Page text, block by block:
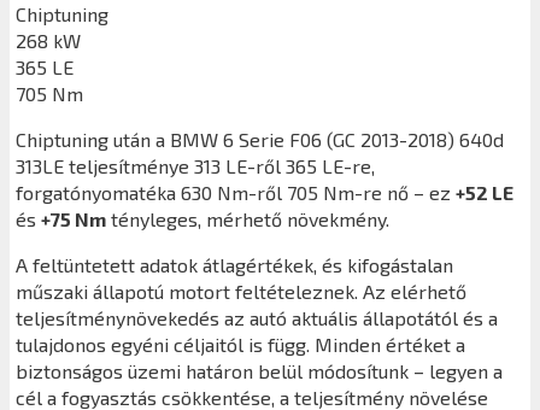
Chiptuning
268 kW
365 LE
705 Nm
Chiptuning után a BMW 6 Serie F06 (GC 2013-2018) 640d
313LE teljesítménye 313 LE-ről 365 LE-re,
forgatónyomatéka 630 Nm-ről 705 Nm-re nő – ez +52 LE
és +75 Nm tényleges, mérhető növekmény.
A feltüntetett adatok átlagértékek, és kifogástalan
műszaki állapotú motort feltételeznek. Az elérhető
teljesítménynövekedés az autó aktuális állapotától és a
tulajdonos egyéni céljaitól is függ. Minden értéket a
biztonságos üzemi határon belül módosítunk – legyen a
cél a fogyasztás csökkentése, a teljesítmény növelése